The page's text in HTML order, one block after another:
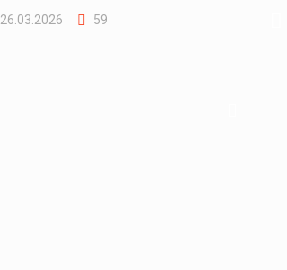
26.03.2026 59